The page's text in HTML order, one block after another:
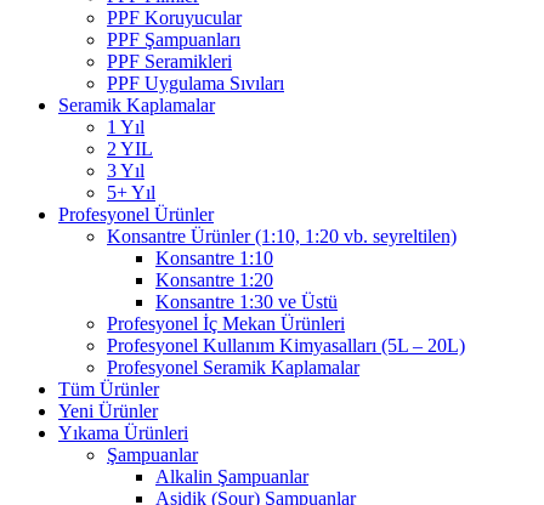
PPF Koruyucular
PPF Şampuanları
PPF Seramikleri
PPF Uygulama Sıvıları
Seramik Kaplamalar
1 Yıl
2 YIL
3 Yıl
5+ Yıl
Profesyonel Ürünler
Konsantre Ürünler (1:10, 1:20 vb. seyreltilen)
Konsantre 1:10
Konsantre 1:20
Konsantre 1:30 ve Üstü
Profesyonel İç Mekan Ürünleri
Profesyonel Kullanım Kimyasalları (5L – 20L)
Profesyonel Seramik Kaplamalar
Tüm Ürünler
Yeni Ürünler
Yıkama Ürünleri
Şampuanlar
Alkalin Şampuanlar
Asidik (Sour) Şampuanlar